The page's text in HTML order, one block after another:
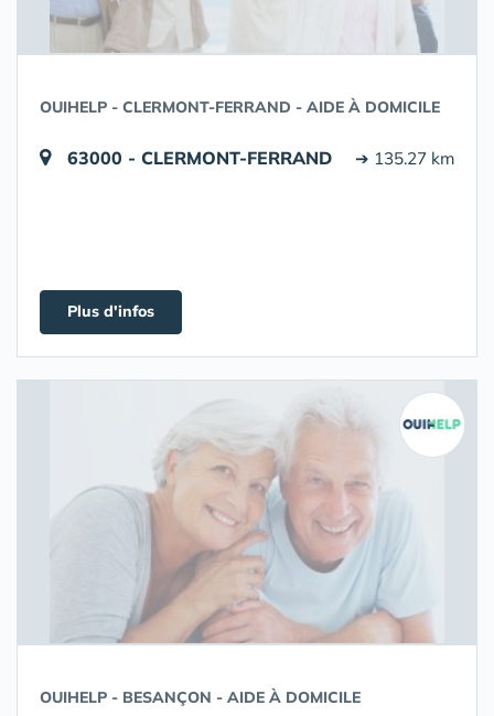
OUIHELP - CLERMONT-FERRAND - AIDE À DOMICILE
63000 - CLERMONT-FERRAND ➔ 135.27 km
Plus d'infos
OUIHELP - BESANÇON - AIDE À DOMICILE